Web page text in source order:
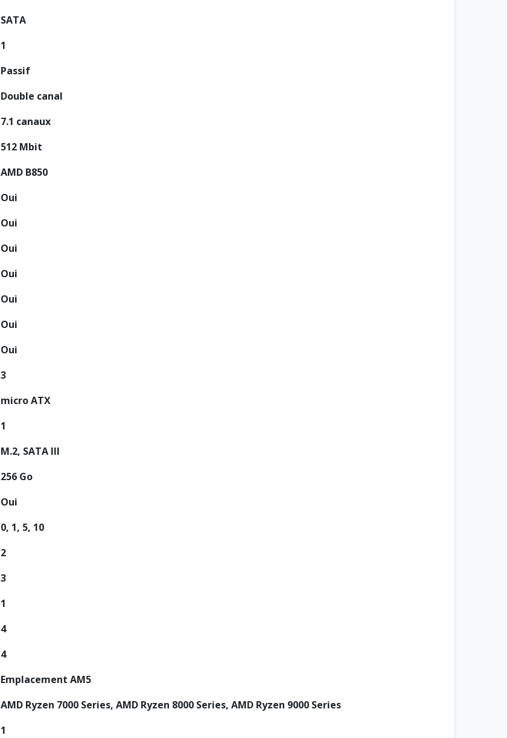
SATA
1
Passif
Double canal
7.1 canaux
512 Mbit
AMD B850
Oui
Oui
Oui
Oui
Oui
Oui
Oui
3
micro ATX
1
M.2, SATA III
256 Go
Oui
0, 1, 5, 10
2
3
1
4
4
Emplacement AM5
AMD Ryzen 7000 Series, AMD Ryzen 8000 Series, AMD Ryzen 9000 Series
1